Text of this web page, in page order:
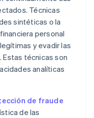
Técnicas
sintéticas o la
personal
y evadir las
Estas técnicas son
analíticas
de fraude
de las